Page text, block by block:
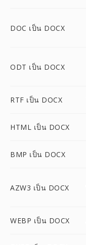
DOC เป็น DOCX
ODT เป็น DOCX
RTF เป็น DOCX
HTML เป็น DOCX
BMP เป็น DOCX
AZW3 เป็น DOCX
WEBP เป็น DOCX